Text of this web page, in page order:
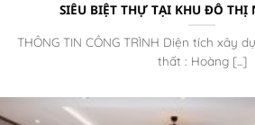
SIÊU BIỆT THỰ TẠI KHU ĐÔ THỊ
THÔNG TIN CÔNG TRÌNH Diện tích xây
thất : Hoàng [...]